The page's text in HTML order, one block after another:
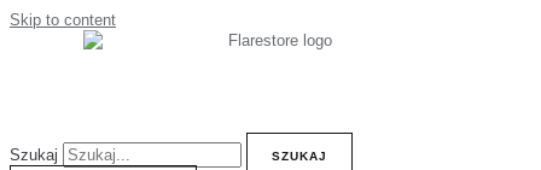
Skip to content
Szukaj SZUKAJ